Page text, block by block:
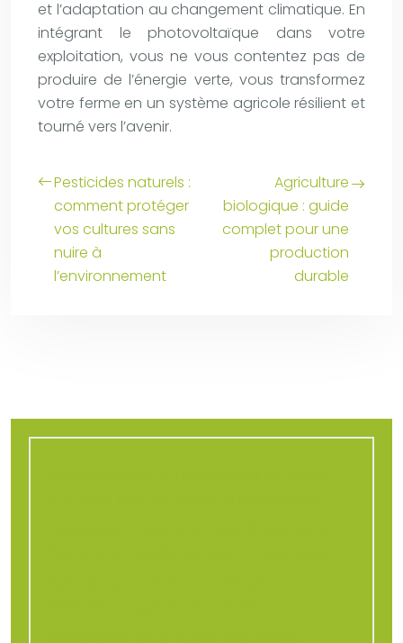
et l’adaptation au changement climatique. En
intégrant le photovoltaïque dans votre
exploitation, vous ne vous contentez pas de
produire de l’énergie verte, vous transformez
votre ferme en un système agricole résilient et
tourné vers l’avenir.
Pesticides naturels :
comment protéger
vos cultures sans
nuire à
l’environnement
Agriculture
biologique : guide
complet pour une
production
durable